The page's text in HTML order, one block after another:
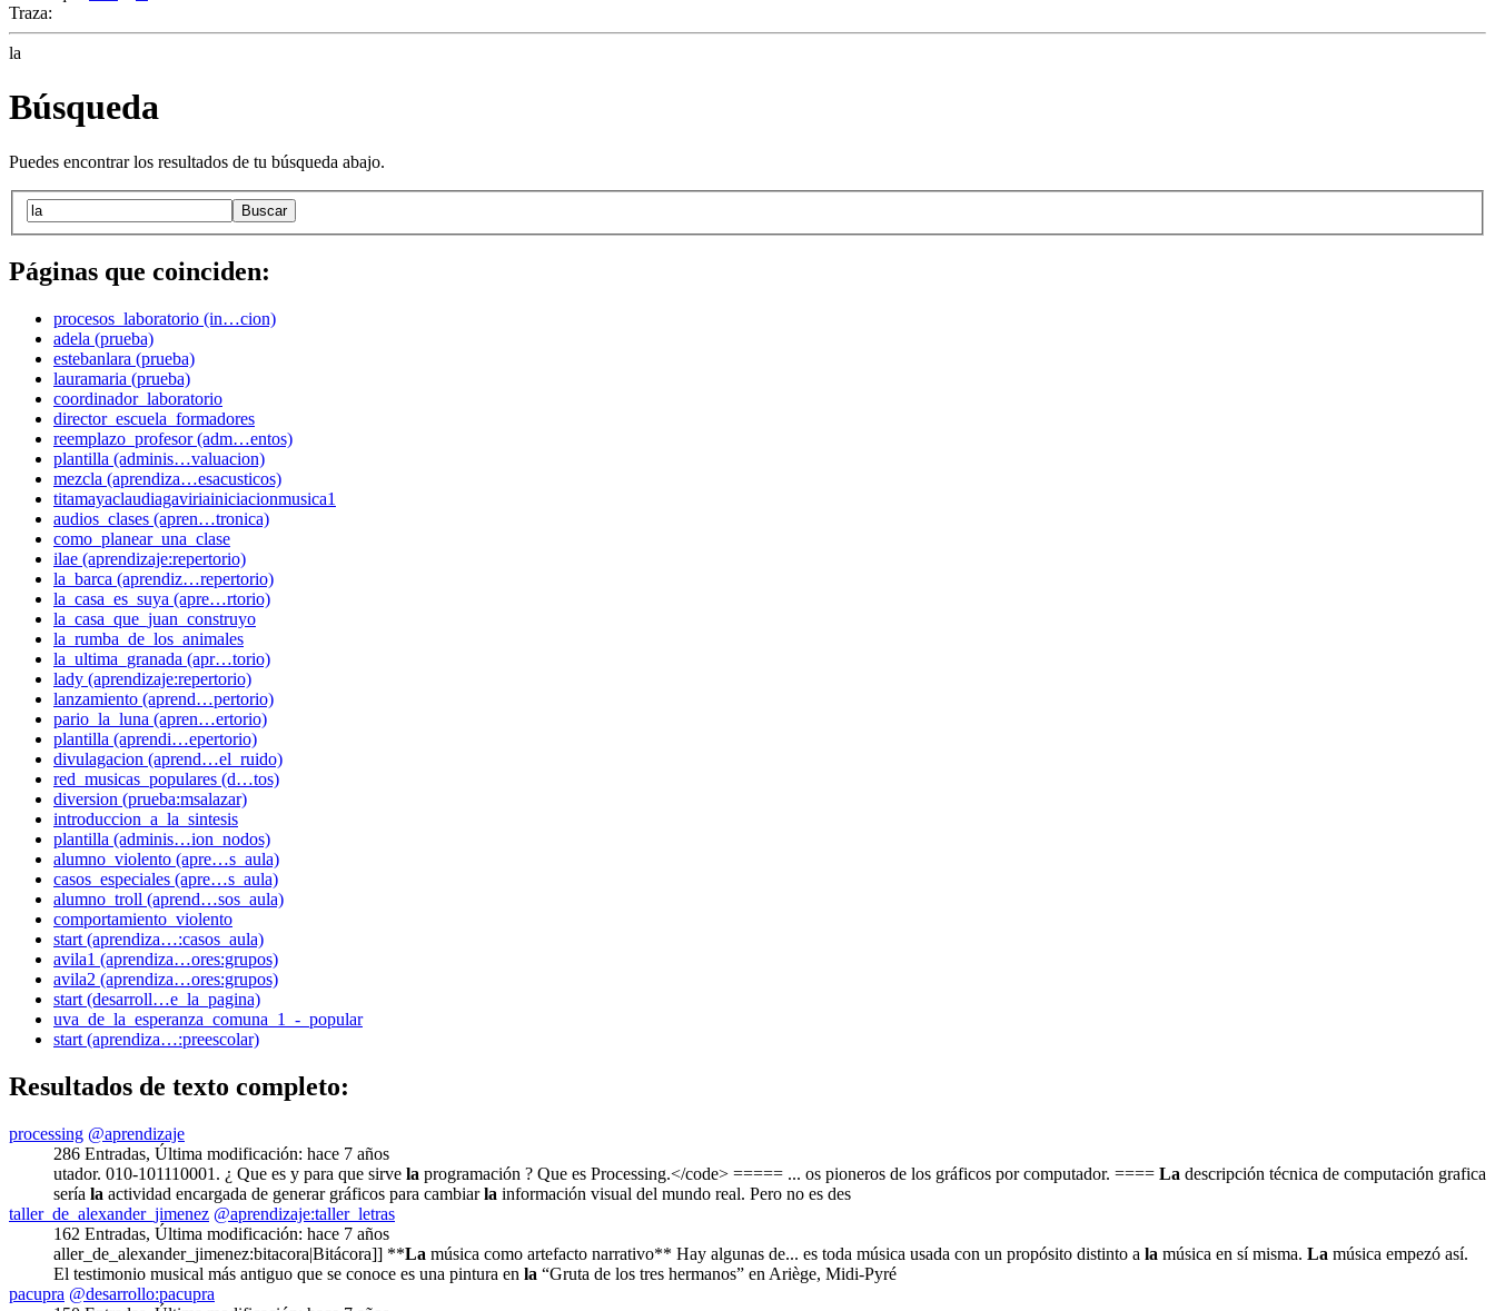
Traza:
la
Búsqueda
Puedes encontrar los resultados de tu búsqueda abajo.
Buscar
Páginas que coinciden:
procesos_laboratorio (in…cion)
adela (prueba)
estebanlara (prueba)
lauramaria (prueba)
coordinador_laboratorio
director_escuela_formadores
reemplazo_profesor (adm…entos)
plantilla (adminis…valuacion)
mezcla (aprendiza…esacusticos)
titamayaclaudiagaviriainiciacionmusica1
audios_clases (apren…tronica)
como_planear_una_clase
ilae (aprendizaje:repertorio)
la_barca (aprendiz…repertorio)
la_casa_es_suya (apre…rtorio)
la_casa_que_juan_construyo
la_rumba_de_los_animales
la_ultima_granada (apr…torio)
lady (aprendizaje:repertorio)
lanzamiento (aprend…pertorio)
pario_la_luna (apren…ertorio)
plantilla (aprendi…epertorio)
divulagacion (aprend…el_ruido)
red_musicas_populares (d…tos)
diversion (prueba:msalazar)
introduccion_a_la_sintesis
plantilla (adminis…ion_nodos)
alumno_violento (apre…s_aula)
casos_especiales (apre…s_aula)
alumno_troll (aprend…sos_aula)
comportamiento_violento
start (aprendiza…:casos_aula)
avila1 (aprendiza…ores:grupos)
avila2 (aprendiza…ores:grupos)
start (desarroll…e_la_pagina)
uva_de_la_esperanza_comuna_1_-_popular
start (aprendiza…:preescolar)
Resultados de texto completo:
processing @aprendizaje
286 Entradas, Última modificación: hace 7 años
utador. 010-101110001. ¿ Que es y para que sirve la programación ? Que es Processing.</code> ===== ... os pioneros de los gráficos por computador. ==== La descripción técnica de computación grafica
sería la actividad encargada de generar gráficos para cambiarla información visual del mundo real. Pero no es des
taller_de_alexander_jimenez @aprendizaje:taller_letras
162 Entradas, Última modificación: hace 7 años
aller_de_alexander_jimenez:bitacora|Bitácora]] **La música como artefacto narrativo** Hay algunas de... es toda música usada con un propósito distinto a la música en sí misma. La música empezó así.
El testimonio musical más antiguo que se conoce es una pintura en la “Gruta de los tres hermanos” en Ariège, Midi-Pyré
pacupra @desarrollo:pacupra